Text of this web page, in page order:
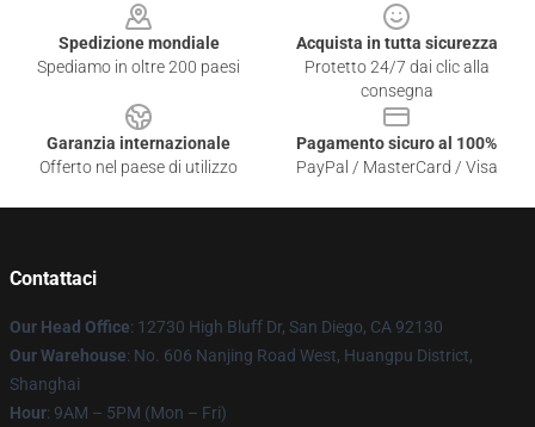
Spedizione mondiale
Spediamo in oltre 200 paesi
Acquista in tutta sicurezza
Protetto 24/7 dai clic alla
consegna
Garanzia internazionale
Offerto nel paese di utilizzo
Pagamento sicuro al 100%
PayPal / MasterCard / Visa
Contattaci
Our Head Office: 12730 High Bluff Dr, San Diego, CA 92130
Our Warehouse: No. 606 Nanjing Road West, Huangpu District,
Shanghai
Hour: 9AM – 5PM (Mon – Fri)